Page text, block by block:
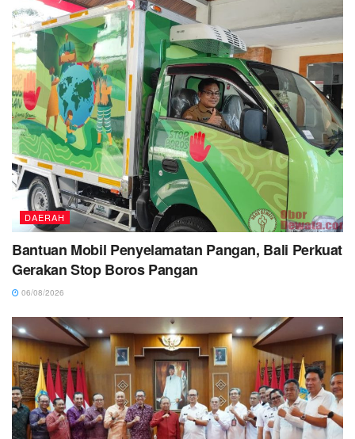
DAERAH
Bantuan Mobil Penyelamatan Pangan, Bali Perkuat
Gerakan Stop Boros Pangan
06/08/2026